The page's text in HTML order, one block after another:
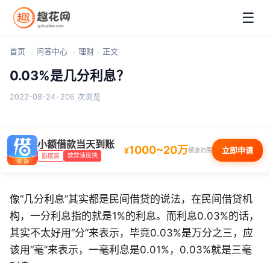
☰
首页 问答中心 理财 正文
0.03%是几分利息？
2022-08-24 · 206 次浏览
小额借款当天到账
额度高 放款速度快 ¥1000~20万额度范围 立即申请
像“几分利息”其实都是民间借贷的说法，在民间借贷机
构，一分利息指的就是1%的利息。而利息0.03%的话，
其实不太好用“分”来表示，毕竟0.03%是万分之三，应
该用“毫”来表示，一毫利息是0.01%，0.03%就是三毫